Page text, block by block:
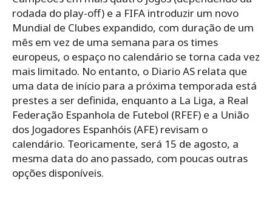
rodada do play-off) e a FIFA introduzir um novo
Mundial de Clubes expandido, com duração de um
mês em vez de uma semana para os times
europeus, o espaço no calendário se torna cada vez
mais limitado. No entanto, o Diario AS relata que
uma data de início para a próxima temporada está
prestes a ser definida, enquanto a La Liga, a Real
Federação Espanhola de Futebol (RFEF) e a União
dos Jogadores Espanhóis (AFE) revisam o
calendário. Teoricamente, será 15 de agosto, a
mesma data do ano passado, com poucas outras
opções disponíveis.